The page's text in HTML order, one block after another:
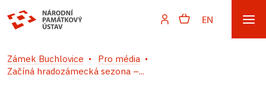
EN
Zámek Buchlovice
Pro média
Začíná hradozámecká sezona –...